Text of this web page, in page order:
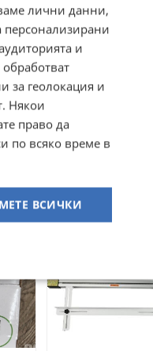
Акумулаторен
винтоверт Hilti
(Боди / Тяло) –
гр. Шумен, 2-ри
60
117,35лв
лични данни,
персонализирани
и
за геолокация и
Някои
право да
по всяко време в
ВСИЧКИ